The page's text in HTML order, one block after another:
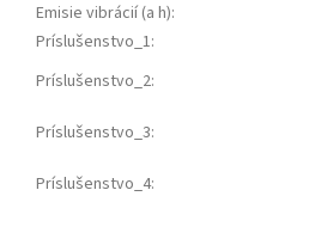
Emisie vibrácií (a h):
Príslušenstvo_1:
Príslušenstvo_2:
Príslušenstvo_3:
Príslušenstvo_4: